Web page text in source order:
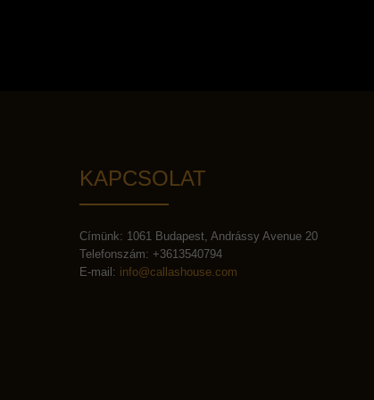
KAPCSOLAT
Címünk: 1061 Budapest, Andrássy Avenue 20
Telefonszám: +3613540794
E-mail: info@callashouse.com